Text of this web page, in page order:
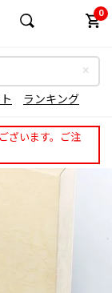
0
ランキング
ざいます。ご注